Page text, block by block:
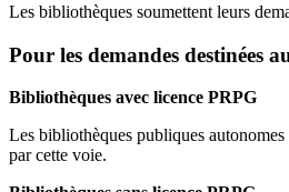
Les bibliothèques soumettent leurs
Pour les demandes destinées
Bibliothèques avec licence PRPG
Les bibliothèques publiques
par cette voie.